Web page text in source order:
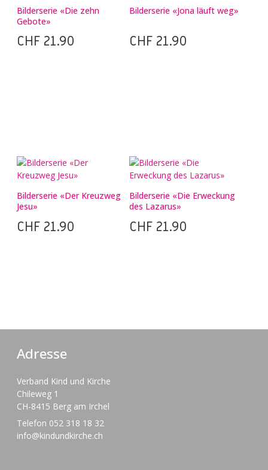
Bilderserie «Die zehn
Gebote»
CHF 21.90
Bilderserie «Jona läuft weg»
CHF 21.90
Bilderserie «Der Kreuzweg
Jesu»
CHF 21.90
Bilderserie «Die Erweckung
des Lazarus»
CHF 21.90
Adresse
Verband Kind und Kirche
Chileweg 1
CH-8415 Berg am Irchel
Telefon 052 318 18 32
info@kindundkirche.ch